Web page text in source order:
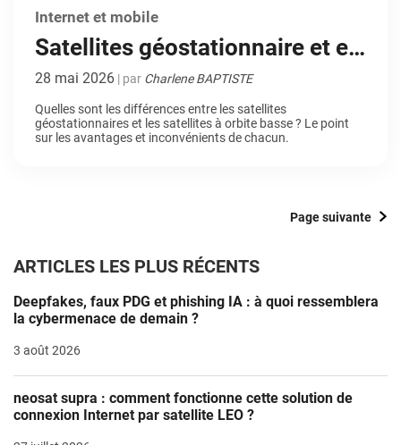
Internet et mobile
Satellites géostationnaire et en
orbite basse : quelles
différences ?
28 mai 2026 | par Charlene BAPTISTE
Quelles sont les différences entre les satellites
géostationnaires et les satellites à orbite basse ? Le point
sur les avantages et inconvénients de chacun.
Page suivante
ARTICLES LES PLUS RÉCENTS
Deepfakes, faux PDG et phishing IA : à quoi ressemblera
la cybermenace de demain ?
3 août 2026
neosat supra : comment fonctionne cette solution de
connexion Internet par satellite LEO ?